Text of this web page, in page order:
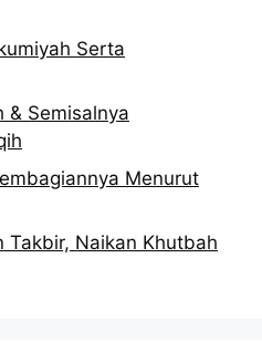
Serta
& Semisalnya
Menurut
Takbir, Naikan Khutbah